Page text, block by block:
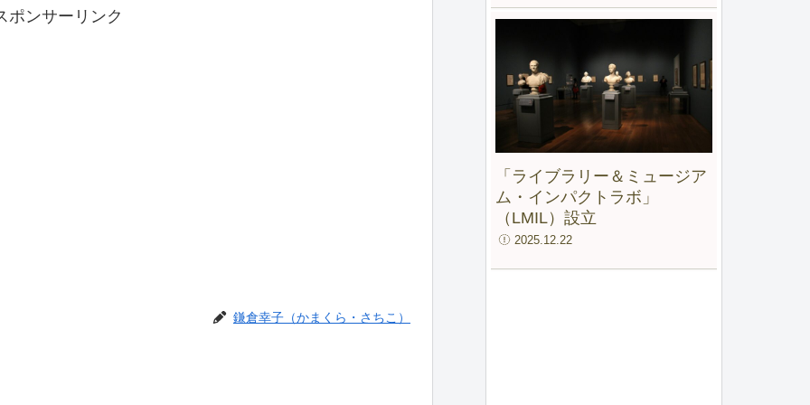
ポンサーリンク
鎌倉幸子（かまくら・さちこ）
「ライブラリー＆ミュージア
ム・インパクトラボ」
（LMIL）設立
2025.12.22